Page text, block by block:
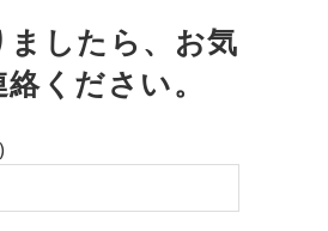
ましたら、お気
ください。